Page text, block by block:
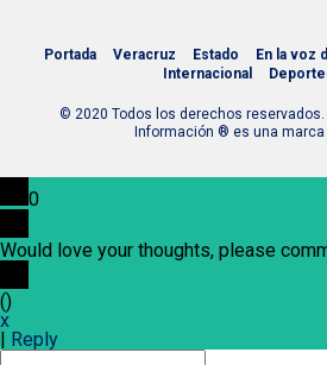
Portada Veracruz Estado En la voz
Internacional
© 2020 Todos los derechos reservados.
Información ® es una
0
Would love your thoughts, please
()
x
| Reply